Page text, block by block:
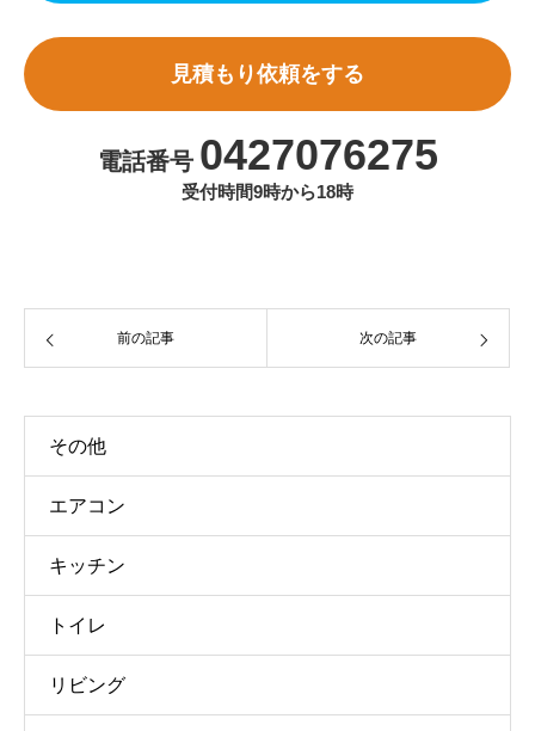
見積もり依頼をする
電話番号 0427076275
受付時間9時から18時
前の記事 次の記事
その他
エアコン
キッチン
トイレ
リビング